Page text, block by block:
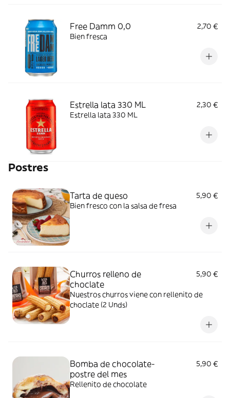
Free Damm 0,0
2,70 €
Bien fresca
Estrella lata 330 ML
2,30 €
Estrella lata 330 ML
Postres
Tarta de queso
5,90 €
Bien fresco con la salsa de fresa
Churros relleno de
choclate
5,90 €
Nuestros churros viene con rellenito de
choclate (2 Unds)
Bomba de chocolate-
postre del mes
5,90 €
Rellenito de chocolate